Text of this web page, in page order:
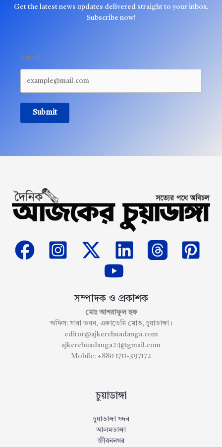
Get the latest news updates delivered straight to your inbox.
Subscribe now!
Email
Submit
সম্পাদক ও প্রকাশক
মোঃ আশরাফুল হক
অফিস: সারা ভবন, একাডেমি মোড়, চুয়াডাঙ্গা।
editor@ajkerchuadanga.com
ajkerchuadanga24@gmail.com
Mobile: +880 1711-397172
চুয়াডাঙ্গা
চুয়াডাঙ্গা সদর
আলমডাঙ্গা
জীবননগর